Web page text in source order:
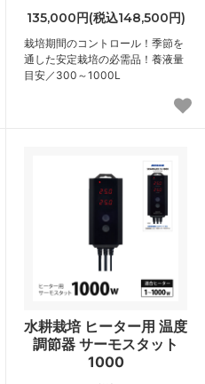
135,000円(税込148,500円)
栽培期間のコントロール！季節を
通した安定栽培の必需品！養液量
目安／300～1000L
水耕栽培 ヒーター用 温度
調節器 サーモスタット
1000